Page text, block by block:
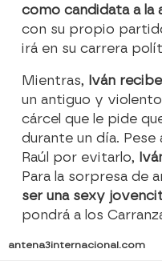
como candidata a la
con su propio
irá en su carrera
Mientras, Iván
un antiguo y
cárcel que le pide
durante un día.
Raúl por evitarlo,
Para la sorpresa de
ser una sexy
pondrá a los
antena3internacional.com